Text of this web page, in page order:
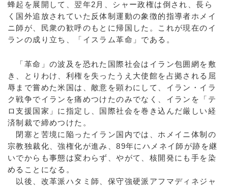
蜂起を展開して、翌年2月、シャー政権は倒され、長ら
く国外追放されていた反体制運動の象徴的指導者ホメイ
ニ師が、民衆の歓呼のもとに帰国した。これが現在のイ
ランの成り立ち、「イスラム革命」である。
「革命」の波及を恐れた国際社会はイラン包囲網を敷
き、とりわけ、利権を失ったうえ大使館を占拠される屈
辱まで嘗めた米国は、敵意を顕わにして、イラン・イラ
ク戦争でイランを痛めつけたのみでなく、イランを「テ
ロ支援国家」に指定し、国際社会を巻き込んだ厳しい経
済制裁で締めつけた。
閉塞と苦境に陥ったイラン国内では、ホメイニ体制の
宗教独裁化、強権化が進み、89年にハメネイ師が跡を継
いでからも事態は変わらず、やがて、核開発にも手を染
めることになる。
以後、改革派ハタミ師、保守強硬派アフマディネジャ